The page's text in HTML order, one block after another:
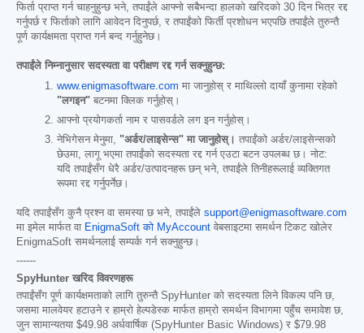
फिर्ता प्राप्त गर्न चाहनुहुन्छ भने, तपाईंले आफ्नो सबैभन्दा हालको खरिदको 30 दिन भित्र रद्द
गर्नुपर्छ र फिर्ताको लागि आवेदन दिनुपर्छ, र तपाईंको फिर्ती प्रशोधन भएपछि तपाईंले तुरुन्तै
पूर्ण कार्यक्षमता प्राप्त गर्न बन्द गर्नुहुनेछ।
तपाईंले निम्नानुसार सदस्यता वा परीक्षण रद्द गर्न सक्नुहुन्छ:
www.enigmasoftware.com मा जानुहोस् र माथिल्लो दायाँ कुनामा रहेको
"लगइन" बटनमा क्लिक गर्नुहोस्।
आफ्नो प्रयोगकर्ता नाम र पासवर्डले लग इन गर्नुहोस्।
नेभिगेसन मेनुमा, "अर्डर/लाइसेन्स" मा जानुहोस्। तपाईंको अर्डर/लाइसेन्सको
छेउमा, लागू भएमा तपाईंको सदस्यता रद्द गर्न एउटा बटन उपलब्ध छ। नोट:
यदि तपाईंसँग धेरै अर्डर/उत्पादनहरू छन् भने, तपाईंले तिनीहरूलाई व्यक्तिगत
रूपमा रद्द गर्नुपर्नेछ।
यदि तपाईंसँग कुनै प्रश्न वा समस्या छ भने, तपाईंले support@enigmasoftware.com
मा इमेल मार्फत वा EnigmaSoft को MyAccount वेबसाइटमा समर्थन टिकट खोलेर
EnigmaSoft समर्थनलाई सम्पर्क गर्न सक्नुहुन्छ।
------
SpyHunter खरिद विवरणहरू
तपाईंसँग पूर्ण कार्यक्षमताको लागि तुरुन्तै SpyHunter को सदस्यता लिने विकल्प पनि छ,
जसमा मालवेयर हटाउने र हाम्रो हेल्पडेस्क मार्फत हाम्रो समर्थन विभागमा पहुँच समावेश छ,
जुन सामान्यतया $49.98 अर्धवार्षिक (SpyHunter Basic Windows) र $79.98